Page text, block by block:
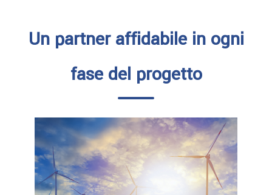
Un partner affidabile in ogni
fase del progetto